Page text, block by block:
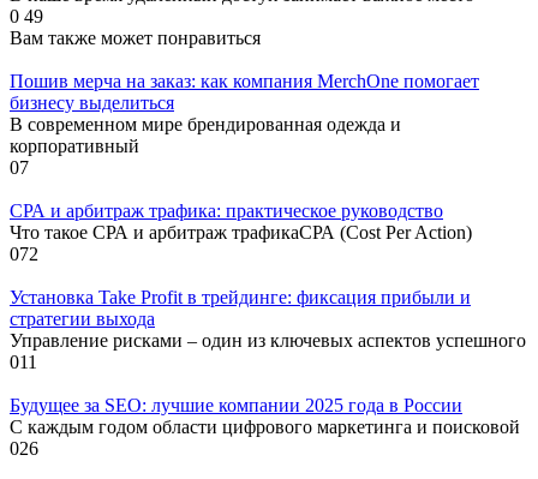
0 49
Вам также может понравиться
Пошив мерча на заказ: как компания MerchOne помогает
бизнесу выделиться
В современном мире брендированная одежда и
корпоративный
07
СРА и арбитраж трафика: практическое руководство
Что такое СРА и арбитраж трафикаСРА (Cost Per Action)
072
Установка Take Profit в трейдинге: фиксация прибыли и
стратегии выхода
Управление рисками – один из ключевых аспектов успешного
011
Будущее за SEO: лучшие компании 2025 года в России
С каждым годом области цифрового маркетинга и поисковой
026